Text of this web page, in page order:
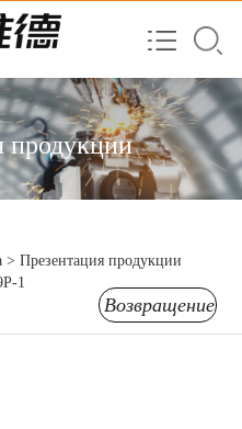
продукции
> Презентация продукции
1
Возвращение